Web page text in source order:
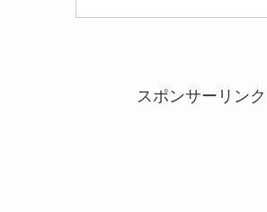
スポンサーリンク